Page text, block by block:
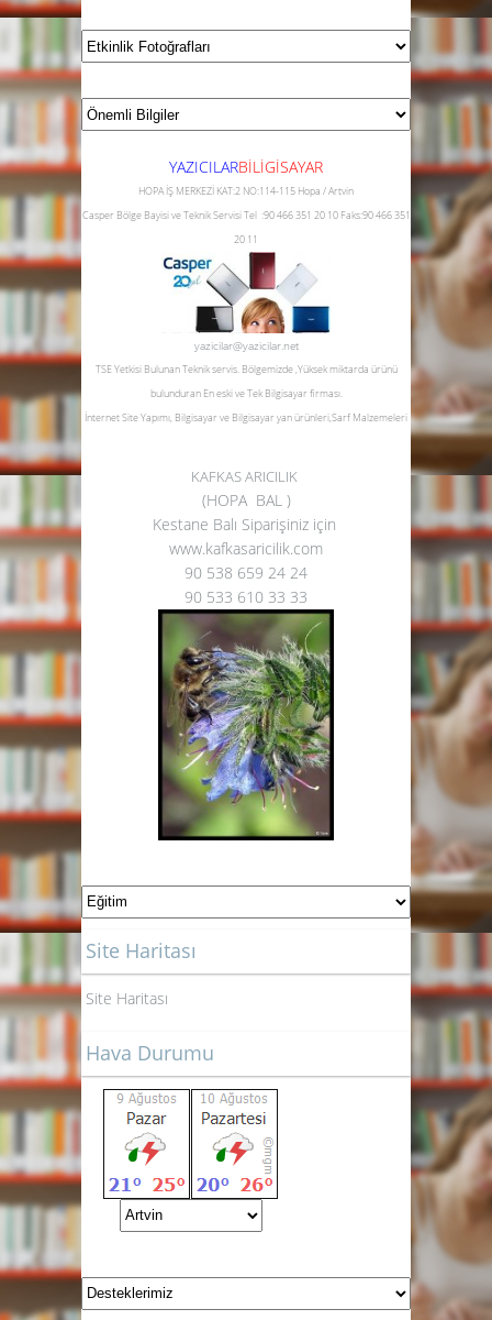
YAZICILARBİLİGİSAYAR
HOPA İŞ MERKEZİ KAT:2 NO:114-115 Hopa / Artvin
Casper Bölge Bayisi ve Teknik ServisiTel :90 466 351 20 10 Faks:90 466 351
20 11
yazicilar@yazicilar.net
TSE Yetkisi Bulunan Teknik servis. Bölgemizde ,Yüksek miktarda ürünü
bulunduran En eski ve Tek Bilgisayar firması.
İnternet Site Yapımı, Bilgisayar ve Bilgisayar yan ürünleri,Sarf Malzemeleri
KAFKAS ARICILIK
(HOPA BAL )
Kestane Balı Siparişiniz için
www.kafkasaricilik.com
90 538 659 24 24
90 533 610 33 33
Site Haritası
Site Haritası
Hava Durumu